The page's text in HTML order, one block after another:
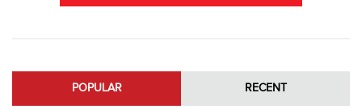
POPULAR RECENT